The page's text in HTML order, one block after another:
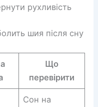
рухливість
шия після сну
Що
перевірити
Сон на